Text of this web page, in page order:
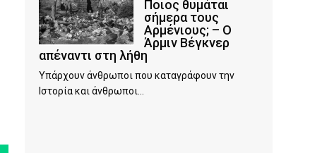
Ποιος θυμάται
σήμερα τους
Αρμένιους; – Ο
Άρμιν Βέγκνερ
απέναντι στη λήθη
Υπάρχουν άνθρωποι που καταγράφουν την
Ιστορία και άνθρωποι...